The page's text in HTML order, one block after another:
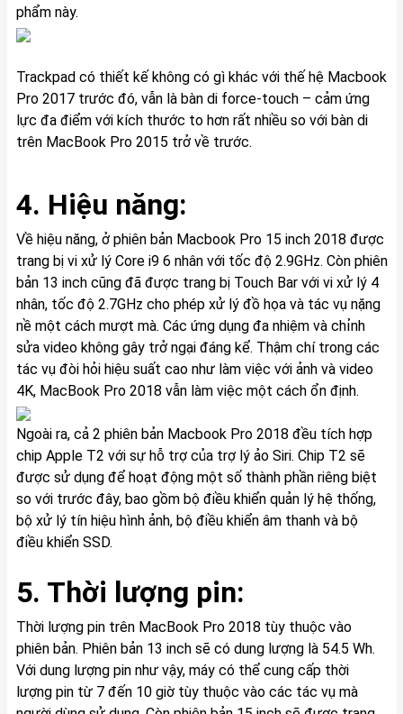
phẩm này.
Trackpad có thiết kế không có gì khác với thế hệ Macbook
Pro 2017 trước đó, vẫn là bàn di force-touch – cảm ứng
lực đa điểm với kích thước to hơn rất nhiều so với bàn di
trên MacBook Pro 2015 trở về trước.
4. Hiệu năng:
Về hiệu năng, ở phiên bản Macbook Pro 15 inch 2018 được
trang bị vi xử lý Core i9 6 nhân với tốc độ 2.9GHz. Còn phiên
bản 13 inch cũng đã được trang bị Touch Bar với vi xử lý 4
nhân, tốc độ 2.7GHz cho phép xử lý đồ họa và tác vụ nặng
nề một cách mượt mà. Các ứng dụng đa nhiệm và chỉnh
sửa video không gây trở ngại đáng kể. Thậm chí trong các
tác vụ đòi hỏi hiệu suất cao như làm việc với ảnh và video
4K, MacBook Pro 2018 vẫn làm việc một cách ổn định.
Ngoài ra, cả 2 phiên bản Macbook Pro 2018 đều tích hợp
chip Apple T2 với sự hỗ trợ của trợ lý ảo Siri. Chip T2 sẽ
được sử dụng để hoạt động một số thành phần riêng biệt
so với trước đây, bao gồm bộ điều khiển quản lý hệ thống,
bộ xử lý tín hiệu hình ảnh, bộ điều khiển âm thanh và bộ
điều khiển SSD.
5. Thời lượng pin:
Thời lượng pin trên MacBook Pro 2018 tùy thuộc vào
phiên bản. Phiên bản 13 inch sẽ có dung lượng là 54.5 Wh.
Với dung lượng pin như vậy, máy có thể cung cấp thời
lượng pin từ 7 đến 10 giờ tùy thuộc vào các tác vụ mà